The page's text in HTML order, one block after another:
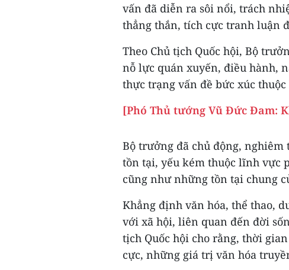
vấn đã diễn ra sôi nổi, trách
thẳng thắn, tích cực tranh luận
Theo Chủ tịch Quốc hội, Bộ
nỗ lực quán xuyến, điều hành,
thực trạng vấn đề bức xúc
[Phó Thủ tướng Vũ Đức Đam:
Bộ trưởng đã chủ động,
tồn tại, yếu kém thuộc lĩnh vực
cũng như những tồn tại chung
Khẳng định văn hóa, thể thao,
với xã hội, liên quan đến đời
tịch Quốc hội cho rằng, thời
cực, những giá trị văn hóa